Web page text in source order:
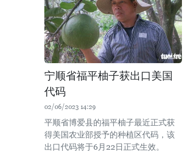
宁顺省福平柚子获出口美国
代码
02/06/2023 14:29
平顺省博爱县的福平柚子最近正式获
得美国农业部授予的种植区代码，该
出口代码将于6月22日正式生效。